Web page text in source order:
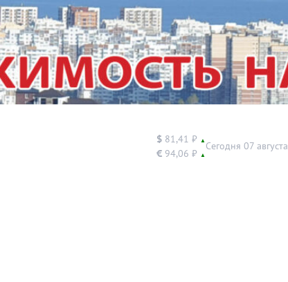
$ 81,41 ₽ ▲
€ 94,06 ₽ ▲
Сегодня 07 августа